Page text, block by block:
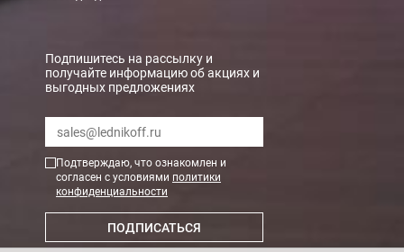
БЕСПЛАТНАЯ доставка при сумме заказа от 7000 руб.
При заказе менее 7000 руб. стоимость доставки
Boxberry
Мы можем доставить ваши заказы сервисом компании
Транспортные компании
Мы можем отправить ваш заказ транспортной компанией в
Подпишитесь на рассылку и
получайте информацию об акциях и
выгодных предложениях
Подтверждаю, что ознакомлен и
согласен с условиями политики
конфиденциальности
ПОДПИСАТЬСЯ